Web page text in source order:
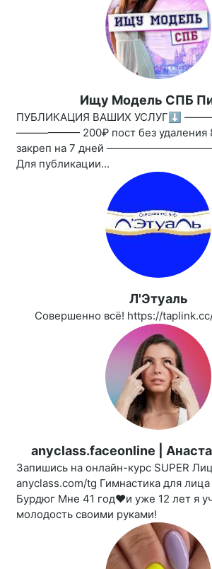
Ищу Модель СПБ
ПУБЛИКАЦИЯ ВАШИХ УСЛУГ⬇️
—————— 200₽ пост без удаления
закреп на 7 дней
Для публикации...
Л'Этуаль
Совершенно всё! https://
anyclass.faceonline |
Запишись на онлайн-курс SUPER
anyclass.com/tg Гимнастика для лица
Бурдюг Мне 41 год❤️и уже 12 лет я
молодость своими руками!